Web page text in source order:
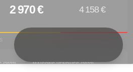
2 970 € 4 158 €
(2023) MAISONS VENDUES (2023)